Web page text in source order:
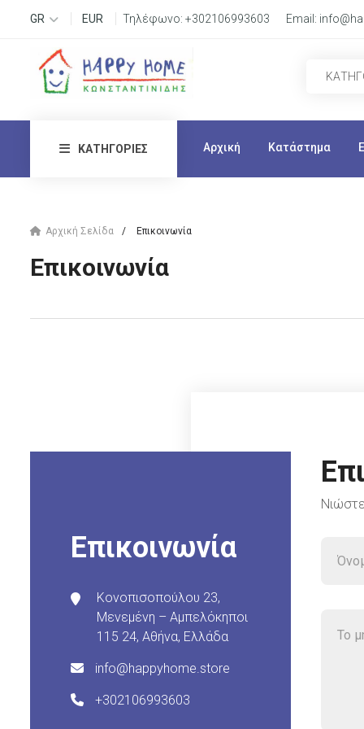
GR EUR Τηλέφωνο: +302106993603 Email:
ΚΑΤΗΓΟΡΊΕΣ Αρχική Κατάστημα
Αρχική Σελίδα Επικοινωνία
Επικοινωνία
Επικοινωνία
Κονοπισοπούλου 23,
Μενεμένη – Αμπελόκηποι
115 24, Αθήνα, Ελλάδα
info@happyhome.store
+302106993603